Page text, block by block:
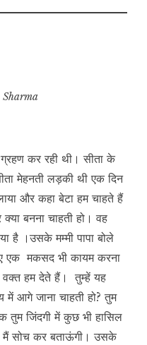
Sharma
कर रही थी। सीता के
मेहनती लड़की थी एक दिन
और कहा बेटा हम चाहते हैं
बनना चाहती हो। वह
है ।उसके मम्मी पापा बोले
एक मकसद भी कायम करना
वक्त हम देते हैं। तुम्हें यह
में आगे जाना चाहती हो? तुम
तुम जिंदगी में कुछ भी हासिल
मैं सोच कर बताऊंगी। उसके